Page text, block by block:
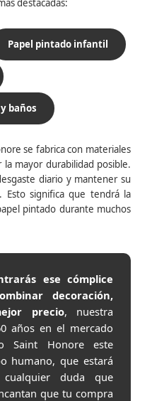
destacadas:
Papel pintado infantil
baños
se fabrica con materiales
mayor durabilidad posible.
diario y mantener su
Esto significa que tendrá la
pintado durante muchos
ese cómplice
decoración,
precio, nuestra
años en el mercado
Saint Honore este
humano, que estará
duda que
que tu compra